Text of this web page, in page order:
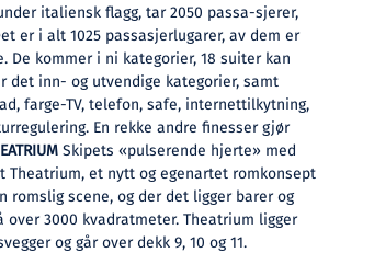
italiensk flagg, tar 2050 passa-sjerer,
er i alt 1025 passasjerlugarer, av dem er
De kommer i ni kategorier, 18 suiter kan
det inn- og utvendige kategorier, samt
farge-TV, telefon, safe, internettilkytning,
En rekke andre finesser gjør
Skipets «pulserende hjerte» med
Theatrium, et nytt og egenartet romkonsept
scene, og der det ligger barer og
3000 kvadratmeter. Theatrium ligger
og går over dekk 9, 10 og 11.